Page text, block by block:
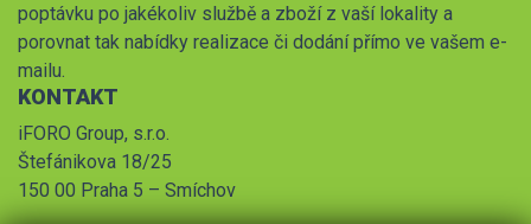
poptávku po jakékoliv službě a zboží z vaší lokality a
porovnat tak nabídky realizace či dodání přímo ve vašem e-
mailu.
KONTAKT
iFORO Group, s.r.o.
Štefánikova 18/25
150 00 Praha 5 – Smíchov